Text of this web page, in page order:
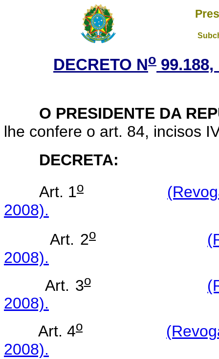
DECRETO No
O PRESIDENTE DA
lhe confere o art. 84, incisos
DECRETA:
Art. 1o
2008).
Art. 2o
2008).
Art. 3o
2008).
Art. 4o
2008).